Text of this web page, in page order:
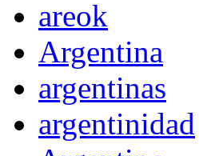
areok
Argentina
argentinas
argentinidad